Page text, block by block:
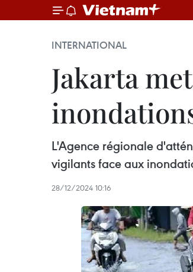
INTERNATIONAL
Jakarta
L'Agence régionale
vigilants face aux
28/12/2024 10:16